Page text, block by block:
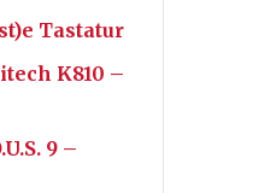
Tastatur
K810 –
9 –